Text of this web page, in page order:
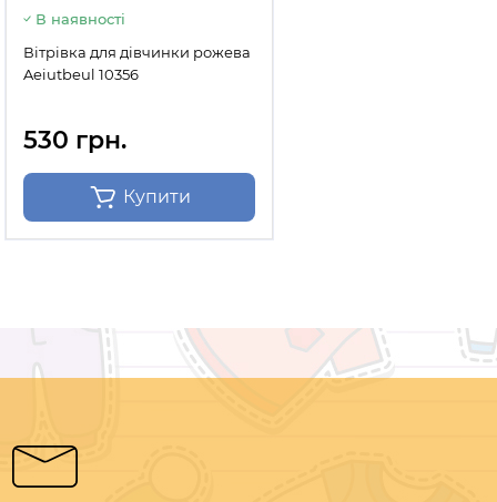
В наявності
Вітрівка для дівчинки рожева
Aeiutbeul 10356
530 грн.
Купити